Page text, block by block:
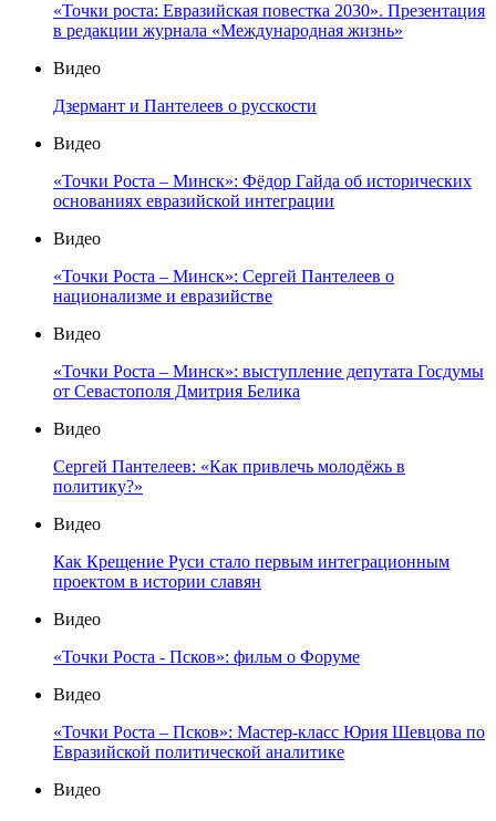
«Точки роста: Евразийская повестка 2030». Презентация
в редакции журнала «Международная жизнь»
Видео
Дзермант и Пантелеев о русскости
Видео
«Точки Роста – Минск»: Фёдор Гайда об исторических
основаниях евразийской интеграции
Видео
«Точки Роста – Минск»: Сергей Пантелеев о
национализме и евразийстве
Видео
«Точки Роста – Минск»: выступление депутата Госдумы
от Севастополя Дмитрия Белика
Видео
Сергей Пантелеев: «Как привлечь молодёжь в
политику?»
Видео
Как Крещение Руси стало первым интеграционным
проектом в истории славян
Видео
«Точки Роста - Псков»: фильм о Форуме
Видео
«Точки Роста – Псков»: Мастер-класс Юрия Шевцова по
Евразийской политической аналитике
Видео